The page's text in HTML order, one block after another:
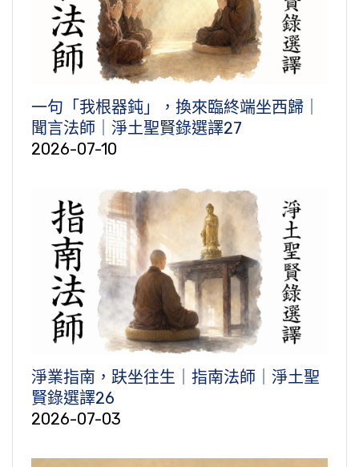
一句「我根器鈍」，換來臨終端坐西歸｜
聞言法師｜淨土聖賢錄選譯27
2026-07-10
淨業指南，趺坐往生｜指南法師｜淨土聖
賢錄選譯26
2026-07-03